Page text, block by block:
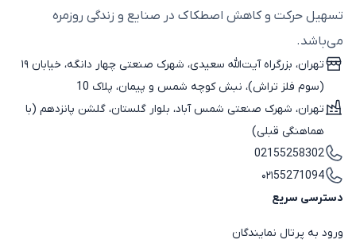
تسهیل حرکت و کاهش اصطکاک در صنایع و زندگی روزمره
می‌باشد.
تهران، بزرگراه آیت‌الله سعیدی، شهرک صنعتی چهار دانگه، خیابان ۱۹
(سوم فلز تراش)، نبش کوچه شمس و پیمان، پلاک 10
تهران، شهرک صنعتی شمس آباد، بلوار گلستان، گلشن پانزدهم (با
هماهنگی قبلی)
02155258302
۰۲۱55271094
دسترسی سریع
ورود به پرتال نمایندگان